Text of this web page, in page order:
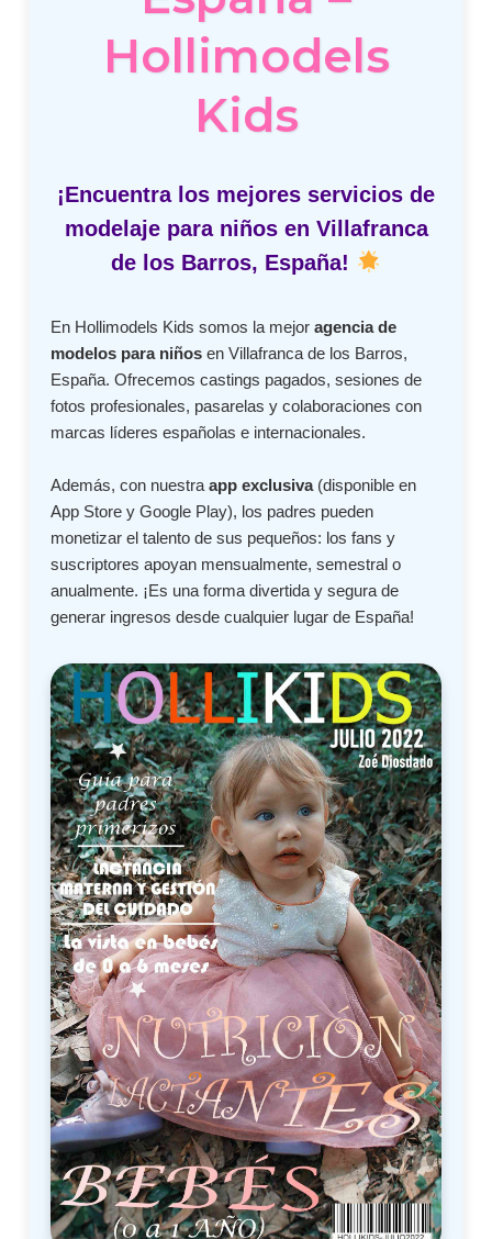
Hollimodels
Kids
¡Encuentra los mejores servicios de
modelaje para niños en Villafranca
de los Barros, España!
En Hollimodels Kids somos la mejoragencia de
modelos para niños en Villafranca de los Barros,
España. Ofrecemos castings pagados, sesiones de
fotos profesionales, pasarelas y colaboraciones con
marcas líderes españolas e internacionales.
Además, con nuestraapp exclusiva(disponible en
App Store y Google Play), los padres pueden
monetizar el talento de sus pequeños: los fans y
suscriptores apoyan mensualmente, semestral o
anualmente. ¡Es una forma divertida y segura de
generar ingresos desde cualquier lugar de España!